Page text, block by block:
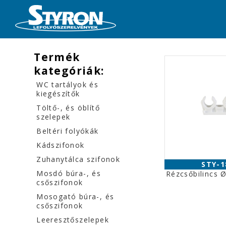
Termék
kategóriák:
WC tartályok és
kiegészítők
Töltő-, és öblítő
szelepek
Beltéri folyókák
Kádszifonok
Zuhanytálca szifonok
Mosdó búra-, és
csőszifonok
Mosogató búra-, és
csőszifonok
Leeresztőszelepek
STY-
Rézcsőbilincs